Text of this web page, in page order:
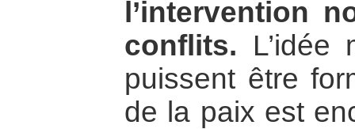
l’intervention
conflits. L’idée
puissent être
de la paix est